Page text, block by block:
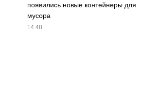
появились новые контейнеры для
мусора
14:48